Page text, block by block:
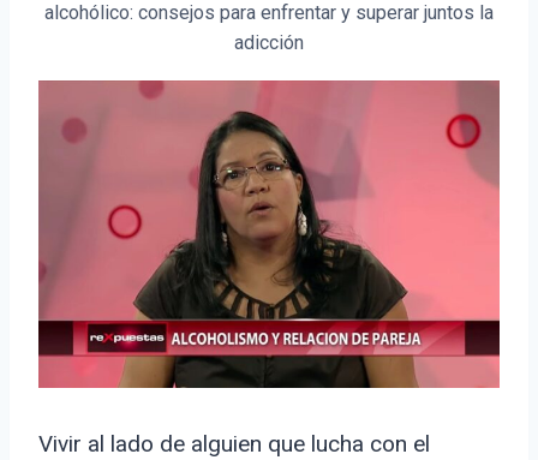
alcohólico: consejos para enfrentar y superar juntos la
adicción
Vivir al lado de alguien que lucha con el